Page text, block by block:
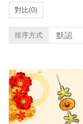
對比(0)
排序方式